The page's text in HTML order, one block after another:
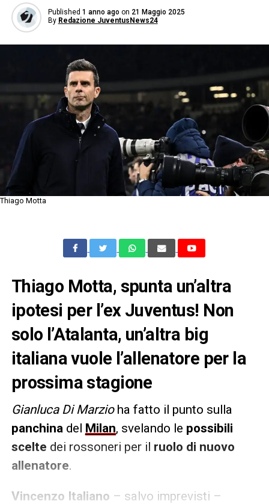
Published 1 anno ago on 21 Maggio 2025
By Redazione JuventusNews24
Thiago Motta
Thiago Motta, spunta un’altra
ipotesi per l’ex Juventus! Non
solo l’Atalanta, un’altra big
italiana vuole l’allenatore per la
prossima stagione
Gianluca Di Marzioha fatto il punto sulla
panchina del Milan, svelando le possibili
scelte dei rossoneri per il ruolo di nuovo
allenatore.
Vincenzo Italiano – salvo imprevisti –